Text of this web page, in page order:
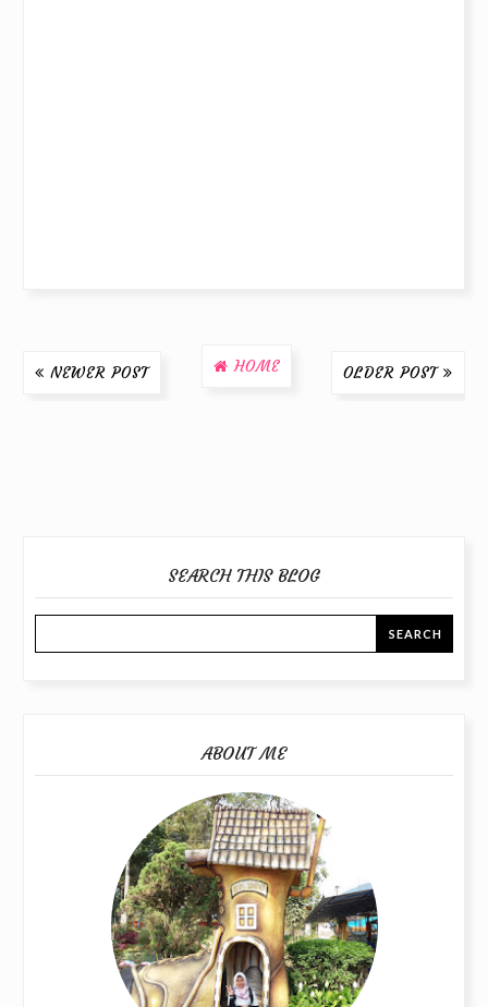
NEWER POST OLDER POST
HOME
SEARCH THIS BLOG
ABOUT ME